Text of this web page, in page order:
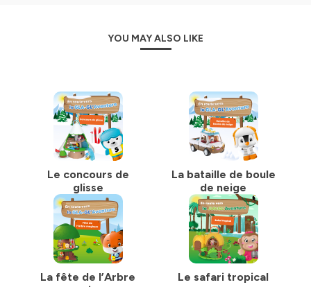
YOU MAY ALSO LIKE
Le concours de
glisse
La bataille de boule
de neige
La fête de l’Arbre
Le safari tropical